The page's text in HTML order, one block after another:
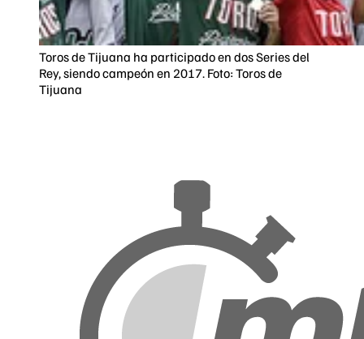
Toros de Tijuana ha participado en dos Series del
Rey, siendo campeón en 2017. Foto: Toros de
Tijuana